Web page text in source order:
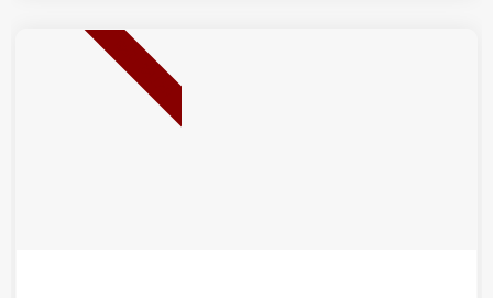
BEST SELLER